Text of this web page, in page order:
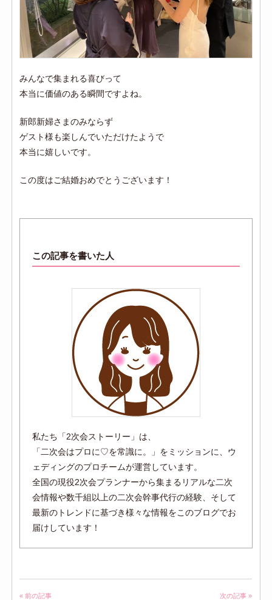
みんなで集まれる喜びって
本当に価値のある瞬間ですよね。
新郎新婦さまのみならず
ゲスト様も楽しんでいただけたようで
本当に嬉しいです。
この度はご結婚おめでとうございます！
この記事を書いた人
私たち「2次会ストーリー」は、
「二次会はプロに♡を常識に。」をミッションに、ウ
ェディングのプロチームが運営しています。
全国の現役2次会プランナーから集まるリアルな二次
会情報や数千組以上の二次会幹事代行の経験、そして
最新のトレンドに基づき様々な情報をこのブログでお
届けしています！
« 前の記事 次の記事 »